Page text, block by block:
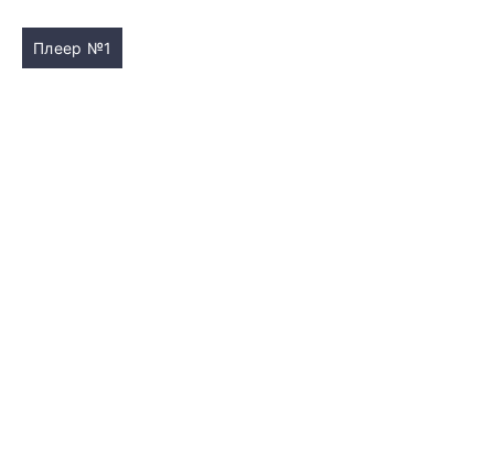
Плеер №1